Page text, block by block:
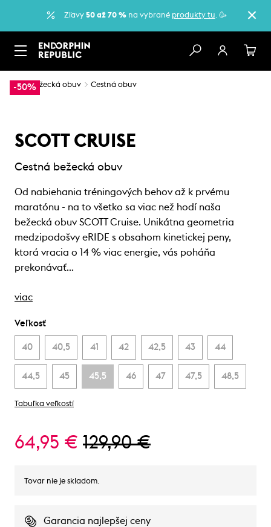
Zľavy 50 až 70 %na vybrané produkty tu. 🥳
-50%
… Bežecká obuv Cestná obuv
SCOTT CRUISE
Cestná bežecká obuv
Od nabiehania tréningových behov až k prvému
maratónu - na to všetko sa viac než hodí naša
bežecká obuv SCOTT Cruise. Unikátna geometria
medzipodošvy eRIDE s obsahom kinetickej peny,
ktorá vracia o 14 % viac energie, vás poháňa
prekonávať…
viac
Veľkosť
40 40,5 41 42 42,5 43 44
44,5 45 45,5 46 47 47,5 48,5
Tabuľka veľkostí
64,95 € 129,90 €
Tovar nie je skladom.
Garancia najlepšej ceny